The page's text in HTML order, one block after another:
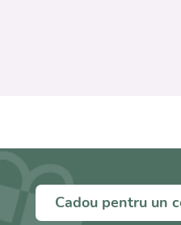
Cadou pentru un